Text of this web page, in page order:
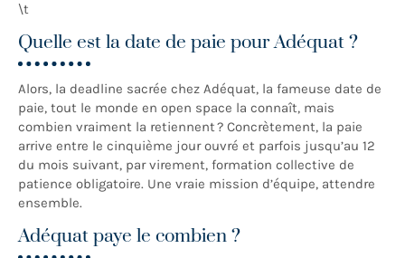
\t
Quelle est la date de paie pour Adéquat ?
Alors, la deadline sacrée chez Adéquat, la fameuse date de
paie, tout le monde en open space la connaît, mais
combien vraiment la retiennent ? Concrètement, la paie
arrive entre le cinquième jour ouvré et parfois jusqu’au 12
du mois suivant, par virement, formation collective de
patience obligatoire. Une vraie mission d’équipe, attendre
ensemble.
Adéquat paye le combien ?